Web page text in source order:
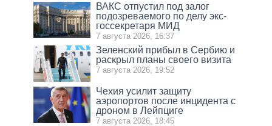
ВАКС отпустил под залог
подозреваемого по делу экс-
госсекретаря МИД
7 августа 2026, 16:37
Зеленский прибыл в Сербию и
раскрыл планы своего визита
7 августа 2026, 19:52
Чехия усилит защиту
аэропортов после инцидента с
дроном в Лейпциге
7 августа 2026, 18:45